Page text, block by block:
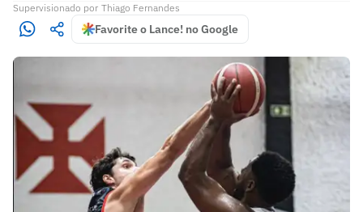
Supervisionado por Thiago Fernandes
Favorite o Lance! no Google